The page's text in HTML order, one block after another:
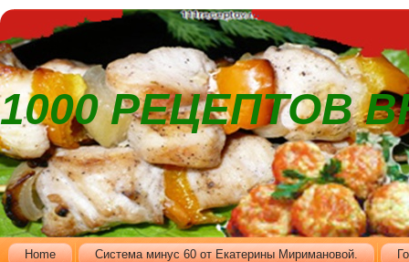
1000 РЕЦЕПТОВ
Home Cистема минус 60 от Екатерины Миримановой.